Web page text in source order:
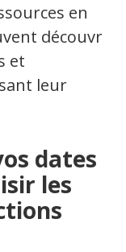
en
découvrir
et
leur
dates
les